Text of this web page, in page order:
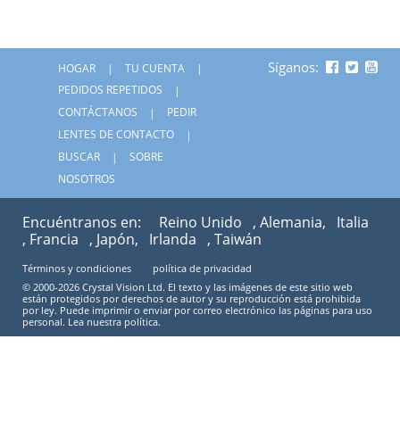
HOGAR
TU CUENTA
PEDIDOS REPETIDOS
CONTÁCTANOS
PEDIR
LENTES DE CONTACTO
BUSCAR
SOBRE
NOSOTROS
Síganos:
Encuéntranos en: Reino Unido , Alemania,
Italia
, Francia
, Japón, Irlanda , Taiwán
Términos y condiciones
política de privacidad
© 2000-2026 Crystal Vision Ltd. El texto y las imágenes de este sitio web
están protegidos por derechos de autor y su reproducción está prohibida
por ley. Puede imprimir o enviar por correo electrónico las páginas para uso
personal. Lea nuestra política.